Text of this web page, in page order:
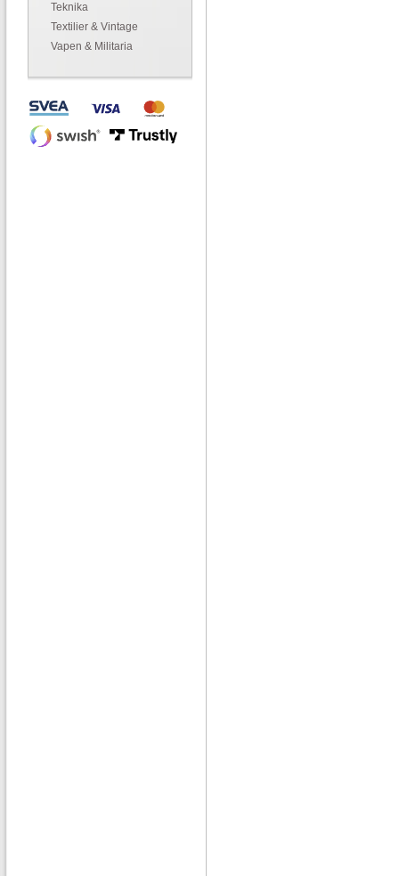
Teknika
Textilier & Vintage
Vapen & Militaria